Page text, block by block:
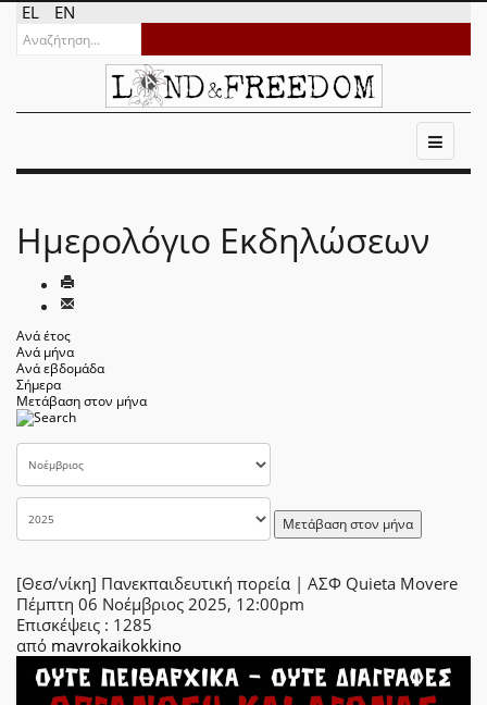
EL EN
Ημερολόγιο Εκδηλώσεων
Ανά έτος
Ανά μήνα
Ανά εβδομάδα
Σήμερα
Μετάβαση στον μήνα
Μετάβαση στον μήνα
[Θεσ/νίκη] Πανεκπαιδευτική πορεία | ΑΣΦ Quieta Movere
Πέμπτη 06 Νοέμβριος 2025, 12:00pm
Επισκέψεις : 1285
από mavrokaikokkino